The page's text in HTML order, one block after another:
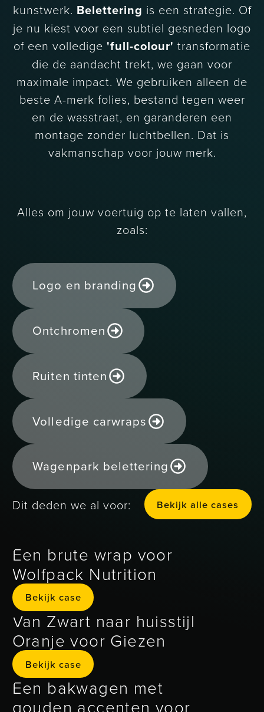
kunstwerk. Belettering is een strategie. Of
je nu kiest voor een subtiel gesneden logo
of een volledige 'full-colour' transformatie
die de aandacht trekt, we gaan voor
maximale impact. We gebruiken alleen de
beste A-merk folies, bestand tegen weer
en de wasstraat, en garanderen een
montage zonder luchtbellen. Dat is
vakmanschap voor jouw merk.
Alles om jouw voertuig op te laten vallen,
zoals:
Logo en branding
Ontchromen
Ruiten tinten
Volledige carwraps
Wagenpark belettering
Dit deden we al voor:
Bekijk alle
Bekijk alle cases
Een brute wrap voor
Wolfpack Nutrition
Bekijk case
Bekijk case
Van Zwart naar huisstijl
Oranje voor Giezen
Bekijk case
Bekijk case
Een bakwagen met
gouden accenten voor